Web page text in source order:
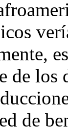
de los
de